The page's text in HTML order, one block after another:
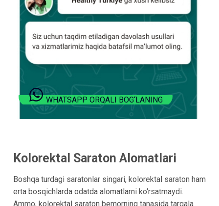
WHATSAPP ORQALI BOG‘LANING
Kolorektal Saraton Alomatlari
Boshqa turdagi saratonlar singari, kolorektal saraton ham
erta bosqichlarda odatda alomatlarni ko‘rsatmaydi.
Ammo, kolorektal saraton bemorning tanasida tarqala